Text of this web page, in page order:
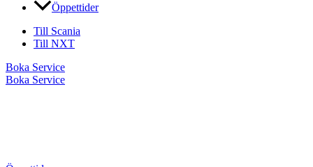
Öppettider
Till Scania
Till NXT
Boka Service
Boka Service